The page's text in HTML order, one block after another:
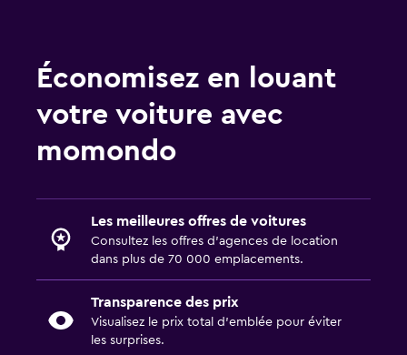
Économisez en louant
votre voiture avec
momondo
Les meilleures offres de voitures
Consultez les offres d’agences de location
dans plus de 70 000 emplacements.
Transparence des prix
Visualisez le prix total d’emblée pour éviter
les surprises.